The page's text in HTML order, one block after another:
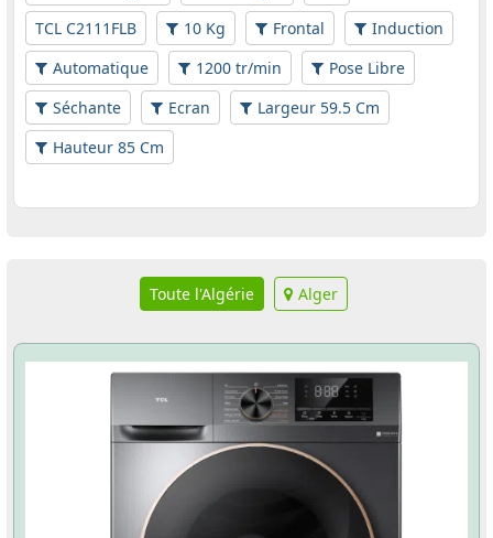
TCL C2111FLB
10 Kg Frontal
Induction
Automatique
1200 tr/min
Pose Libre
Séchante
Ecran
Largeur 59.5 Cm
Hauteur 85 Cm
Toute l'Algérie Alger